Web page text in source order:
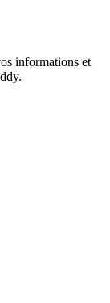
informations et